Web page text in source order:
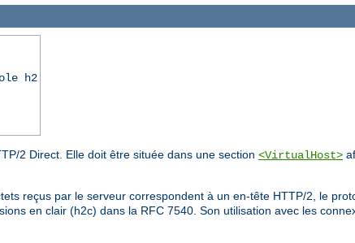
h2
2 Direct. Elle doit être située dans une section <VirtualHost>
reçus par le serveur correspondent à un en-tête HTTP/2, le
en clair (h2c) dans la RFC 7540. Son utilisation avec les